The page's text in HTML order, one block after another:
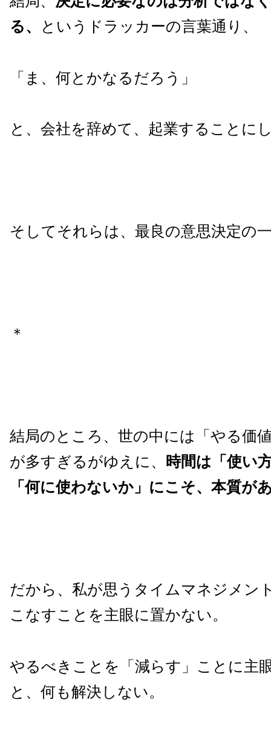
る、
というドラッカーの言葉通り、
「ま、何とかなるだろう」
と、会社を辞めて、起業することに
そしてそれらは、最良の意思決定の
＊
結局のところ、世の中には「やる価
が多すぎるがゆえに、 時間は「使い
「何に使わないか」にこそ、本質が
だから、私が思うタイムマネジメン
こなすことを主眼に置かない。
やるべきことを「減らす」ことに主
と、何も解決しない。